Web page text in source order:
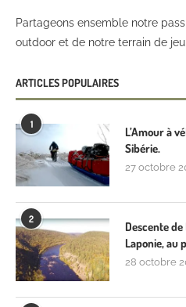
Partageons ensemble notre
outdoor et de notre terrain de
ARTICLES POPULAIRES
1
L’Amour à
Sibérie.
27 octobre
2
Descente
Laponie, au
28 octobre